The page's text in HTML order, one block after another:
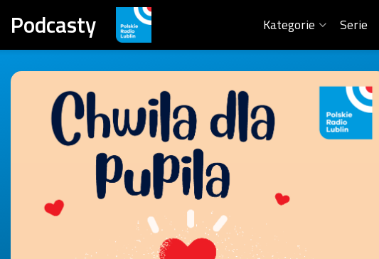
Podcasty Kategorie Serie